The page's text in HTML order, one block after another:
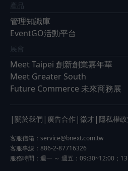
產品
管理知識庫
EventGO活動平台
展會
Meet Taipei 創新創業嘉年華
Meet Greater South
Future Commerce 未來商務展
| 關於我們 | 廣告合作 | 徵才 | 隱私權
客服信箱： service@bnext.com.tw
客服專線：886-2-87716326
服務時間：週一 ～ 週五：09:30~12:00；